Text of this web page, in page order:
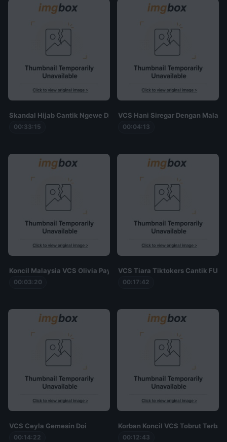
Skandal Hijab Cantik Ngewe Di Mobil Dan VCS Colmek Viral Full
00:33:15
VCS Hani Siregar Dengan
00:04:13
Koncil Malaysia VCS Olivia Payren
00:03:20
VCS Tiara Tiktokers Cantik FULL
00:17:42
VCS Ceyla Gemesin Doi
00:14:22
Korban Koncil VCS Tobrut
00:12:43